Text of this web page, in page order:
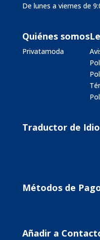
De lunes a viernes de
Quiénes somos
Privatamoda
Traductor de
Métodos de
Añadir a